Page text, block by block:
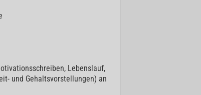
Lebenslauf,
und Gehaltsvorstellungen) an